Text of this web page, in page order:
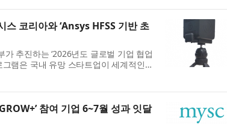
스 코리아와 ‘Ansys HFSS 기반 초
추진하는 ‘2026년도 글로벌 기업 협업
램은 국내 유망 스타트업이 세계적인
참여 기업 6~7월 성과 잇달